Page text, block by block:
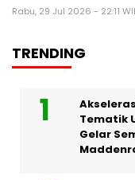
Rabu, 29 Jul 2026 - 22:11
TRENDING
Tematik
Gelar